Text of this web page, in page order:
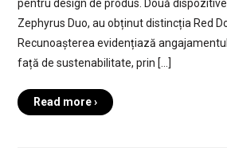
pentru design de produs. Două
Zephyrus Duo, au obținut distincția Red
Recunoașterea evidențiază
față de sustenabilitate, prin […]
Read more ›